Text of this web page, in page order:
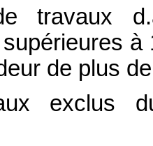
travaux
de plus
exclus